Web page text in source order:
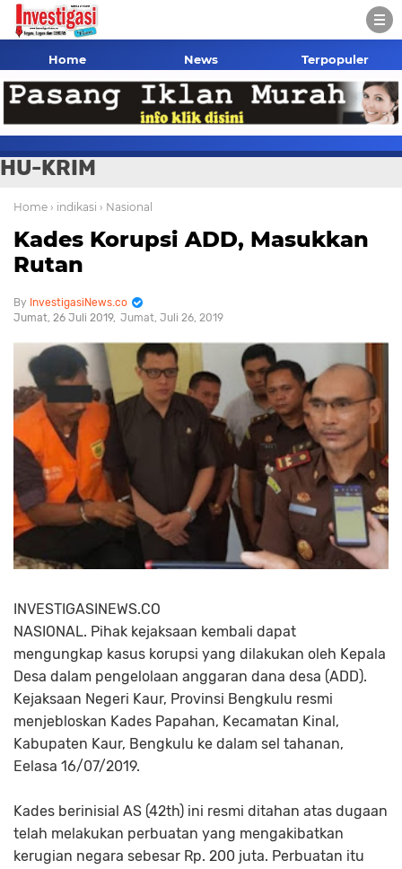
Home News Terpopuler
HU-KRIM
Home › indikasi › Nasional
Kades Korupsi ADD, Masukkan
Rutan
InvestigasiNews.co
Jumat, 26 Juli 2019 Jumat, Juli 26, 2019
INVESTIGASINEWS.CO
NASIONAL. Pihak kejaksaan kembali dapat
mengungkap kasus korupsi yang dilakukan oleh Kepala
Desa dalam pengelolaan anggaran dana desa (ADD).
Kejaksaan Negeri Kaur, Provinsi Bengkulu resmi
menjebloskan Kades Papahan, Kecamatan Kinal,
Kabupaten Kaur, Bengkulu ke dalam sel tahanan,
Eelasa 16/07/2019.
Kades berinisial AS (42th) ini resmi ditahan atas dugaan
telah melakukan perbuatan yang mengakibatkan
kerugian negara sebesar Rp. 200 juta. Perbuatan itu